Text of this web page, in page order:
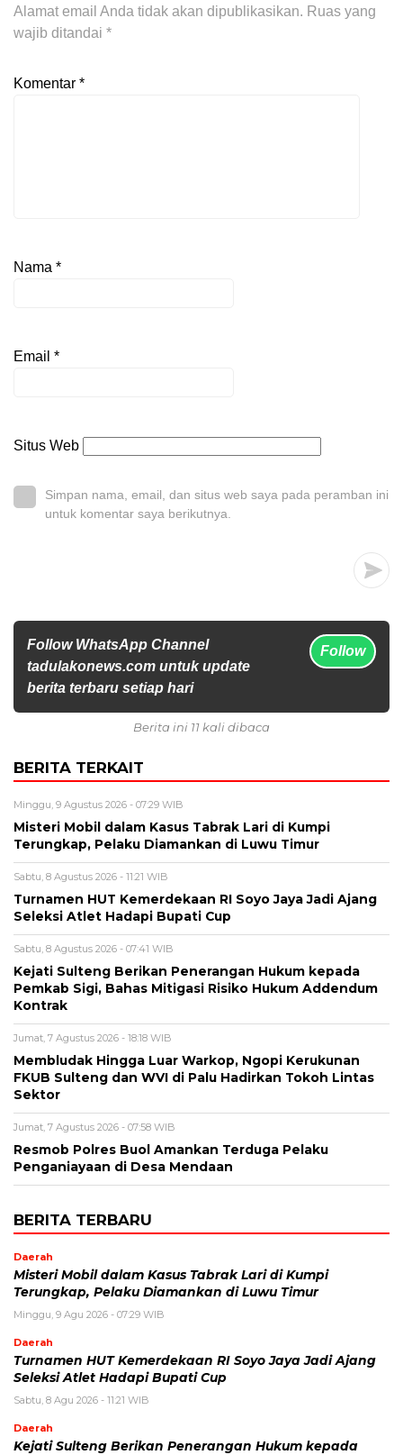
Alamat email Anda tidak akan dipublikasikan. Ruas yang
wajib ditandai *
Komentar *
Nama *
Email *
Situs Web
Simpan nama, email, dan situs web saya pada peramban ini
untuk komentar saya berikutnya.
Follow WhatsApp Channel
tadulakonews.com untuk update
berita terbaru setiap hari
Follow
Berita ini 11 kali dibaca
BERITA TERKAIT
Minggu, 9 Agustus 2026 - 07:29 WIB
Misteri Mobil dalam Kasus Tabrak Lari di Kumpi
Terungkap, Pelaku Diamankan di Luwu Timur
Sabtu, 8 Agustus 2026 - 11:21 WIB
Turnamen HUT Kemerdekaan RI Soyo Jaya Jadi Ajang
Seleksi Atlet Hadapi Bupati Cup
Sabtu, 8 Agustus 2026 - 07:41 WIB
Kejati Sulteng Berikan Penerangan Hukum kepada
Pemkab Sigi, Bahas Mitigasi Risiko Hukum Addendum
Kontrak
Jumat, 7 Agustus 2026 - 18:18 WIB
Membludak Hingga Luar Warkop, Ngopi Kerukunan
FKUB Sulteng dan WVI di Palu Hadirkan Tokoh Lintas
Sektor
Jumat, 7 Agustus 2026 - 07:58 WIB
Resmob Polres Buol Amankan Terduga Pelaku
Penganiayaan di Desa Mendaan
BERITA TERBARU
Daerah
Misteri Mobil dalam Kasus Tabrak Lari di Kumpi
Terungkap, Pelaku Diamankan di Luwu Timur
Minggu, 9 Agu 2026 - 07:29 WIB
Daerah
Turnamen HUT Kemerdekaan RI Soyo Jaya Jadi Ajang
Seleksi Atlet Hadapi Bupati Cup
Sabtu, 8 Agu 2026 - 11:21 WIB
Daerah
Kejati Sulteng Berikan Penerangan Hukum kepada